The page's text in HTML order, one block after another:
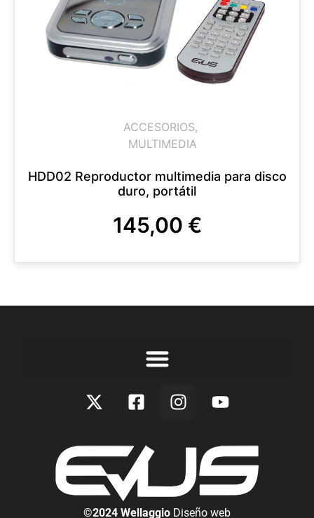
ACCESORIOS,
MULTIMEDIA
HDD02 Reproductor multimedia para disco
duro, portátil
145,00 €
©2024 Wellaggio Diseño web